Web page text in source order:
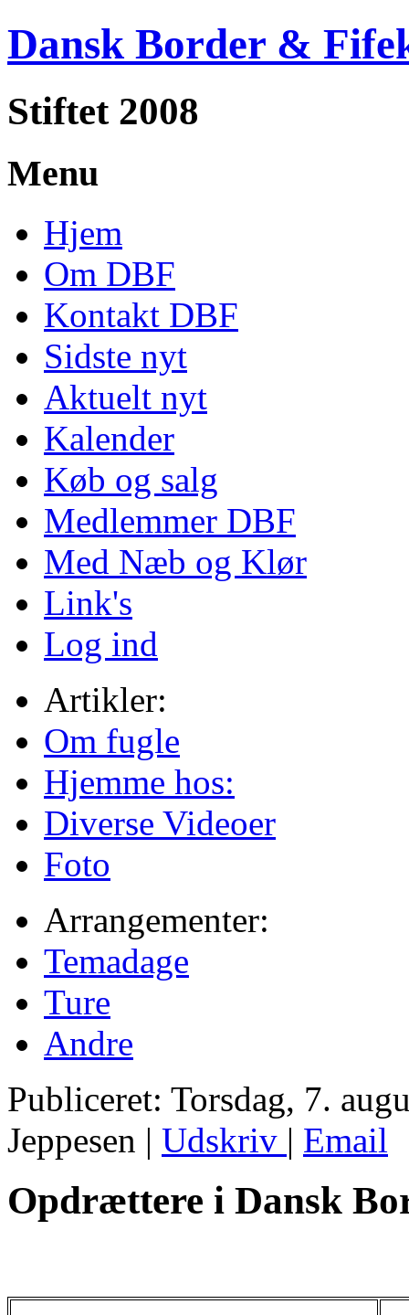
Dansk Border &
Stiftet 2008
Menu
Hjem
Om DBF
Kontakt DBF
Sidste nyt
Aktuelt nyt
Kalender
Køb og salg
Medlemmer DBF
Med Næb og Klør
Link's
Log ind
Artikler:
Om fugle
Hjemme hos:
Diverse Videoer
Foto
Arrangementer:
Temadage
Ture
Andre
Publiceret: Torsdag, 7.
Jeppesen | Udskriv | Email
Opdrættere i Dansk